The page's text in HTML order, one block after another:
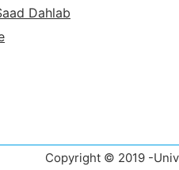
Dahlab
Copyright © 2019 -